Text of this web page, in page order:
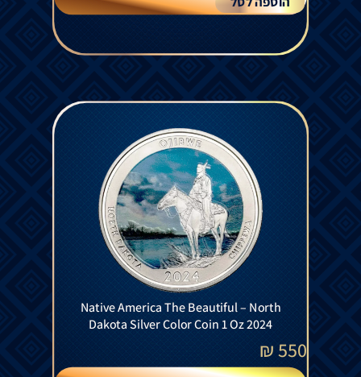
Native America The Beautiful – North
Dakota Silver Color Coin 1 Oz 2024
550
₪